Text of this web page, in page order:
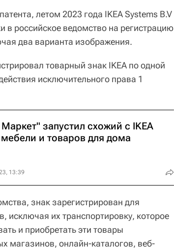
летом 2023 года IKEA Systems B.V
российское ведомство на регистрацию
два варианта изображения.
товарный знак IKEA по одной
исключительного права 1
запустил схожий с IKEA
мебели и товаров для дома
13:39
знак зарегистрирован для
исключая их транспортировку, которое
и приобретать эти товары
магазинов, онлайн-каталогов, веб-